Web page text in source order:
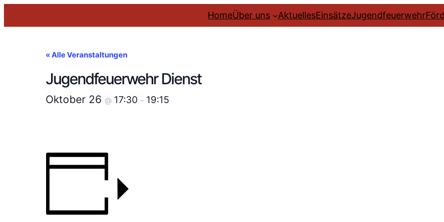
HomeÜber uns AktuellesEinsätzeJugendfeuerwehr
« Alle Veranstaltungen
Jugendfeuerwehr Dienst
Oktober 26 @ 17:30 – 19:15